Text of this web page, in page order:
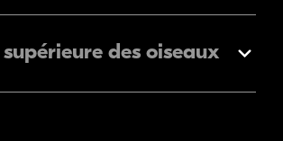
des oiseaux